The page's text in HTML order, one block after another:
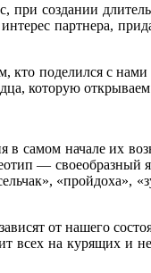
при создании
партнера,
поделился с
которую
самом начале их
—
«пройдоха»,
от нашего
всех на курящих и